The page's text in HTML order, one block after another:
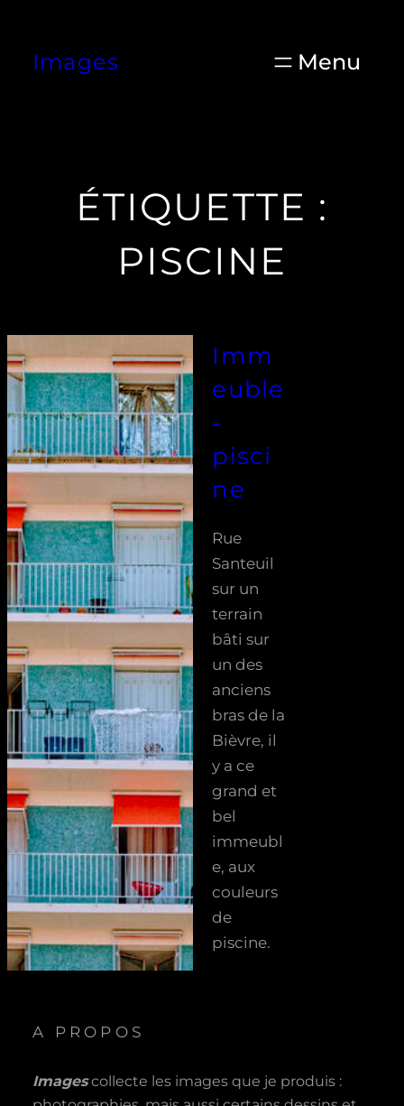
contenu
Images
ÉTIQUETTE :
PISCINE
Imm
euble
-
pisci
ne
Rue
Santeuil
sur un
terrain
bâti sur
un des
anciens
bras de la
Bièvre, il
y a ce
grand et
bel
immeubl
e, aux
couleurs
de
piscine.
A PROPOS
Imagescollecte les images que je produis :